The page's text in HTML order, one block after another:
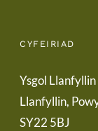
CYFEIRIAD
Ysgol Llanfyllin
Llanfyllin,
SY22 5BJ